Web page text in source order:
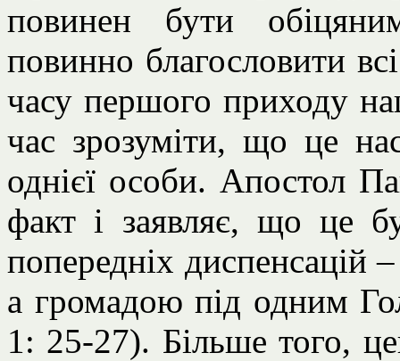
повинен бути
повинно благословити
часу першого приходу
час зрозуміти, що це
однієї особи. Апостол
факт і заявляє, що це
попередніх
а громадою під одним
1: 25-27). Більше того,